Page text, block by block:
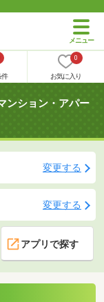
件
0
お気に入り
ンション・アパー
変更する
変更する
アプリで探す